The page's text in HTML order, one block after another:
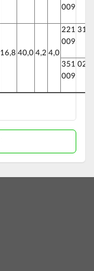
009
16,8 40,0 4,2 4,0
221 310
009
351 020
009